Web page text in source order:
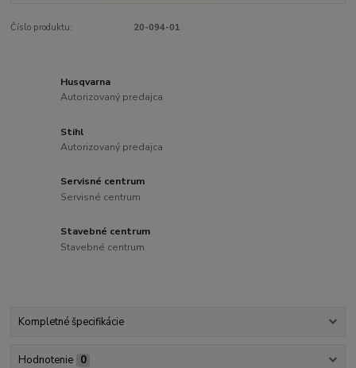
Číslo produktu: 20-094-01
Husqvarna
Autorizovaný predajca
Stihl
Autorizovaný predajca
Servisné centrum
Servisné centrum
Stavebné centrum
Stavebné centrum
Kompletné špecifikácie
Hodnotenie 0